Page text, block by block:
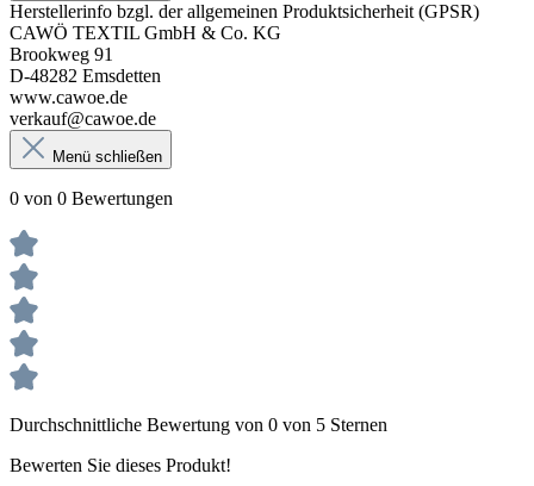
Herstellerinfo bzgl. der allgemeinen Produktsicherheit (GPSR)
CAWÖ TEXTIL GmbH & Co. KG
Brookweg 91
D-48282 Emsdetten
www.cawoe.de
verkauf@cawoe.de
Menü schließen
0 von 0 Bewertungen
Durchschnittliche Bewertung von 0 von 5 Sternen
Bewerten Sie dieses Produkt!